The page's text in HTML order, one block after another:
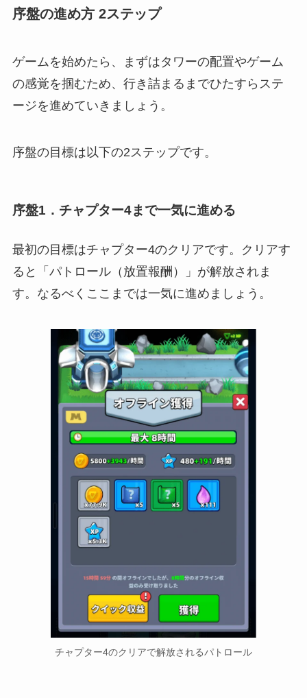
序盤の進め方 2ステップ
ゲームを始めたら、まずはタワーの配置やゲーム
の感覚を掴むため、行き詰まるまでひたすらステ
ージを進めていきましょう。
序盤の目標は以下の2ステップです。
序盤1．チャプター4まで一気に進める
最初の目標はチャプター4のクリアです。クリアす
ると「パトロール（放置報酬）」が解放されま
す。なるべくここまでは一気に進めましょう。
チャプター4のクリアで解放されるパトロール